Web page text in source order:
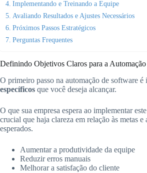
Implementando e Treinando a Equipe
Avaliando Resultados e Ajustes Necessários
Próximos Passos Estratégicos
Perguntas Frequentes
Definindo Objetivos Claros para a Automação
O primeiro passo na automação de software é
específicos que você deseja alcançar.
O que sua empresa espera ao implementar
crucial que haja clareza em relação às metas e
esperados.
Aumentar a produtividade da equipe
Reduzir erros manuais
Melhorar a satisfação do cliente